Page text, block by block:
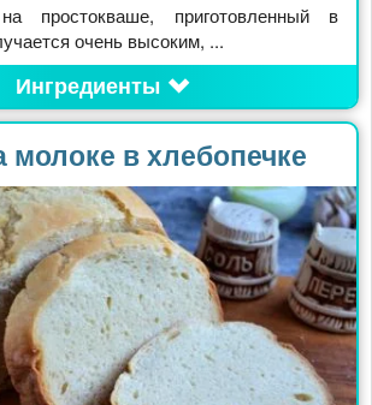
простокваше, приготовленный в
очень высоким, ...
Ингредиенты
молоке в хлебопечке